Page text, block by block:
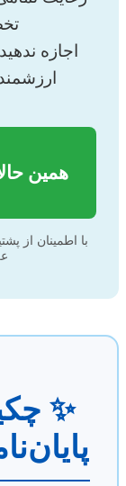
اجازه
ارزشمند
همین
با اطمینان از
✨